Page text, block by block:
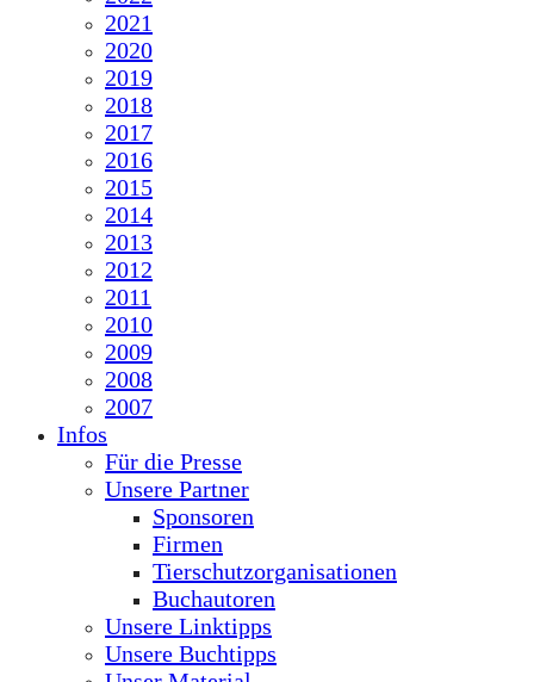
2021
2020
2019
2018
2017
2016
2015
2014
2013
2012
2011
2010
2009
2008
2007
Infos
Für die Presse
Unsere Partner
Sponsoren
Firmen
Tierschutzorganisationen
Buchautoren
Unsere Linktipps
Unsere Buchtipps